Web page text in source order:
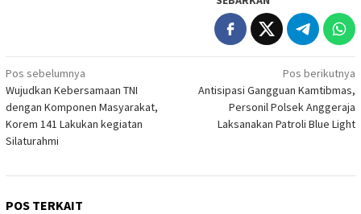
Navigasi
pos
Pos sebelumnya
Wujudkan Kebersamaan TNI
dengan Komponen Masyarakat,
Korem 141 Lakukan kegiatan
Silaturahmi
Pos berikutnya
Antisipasi Gangguan Kamtibmas,
Personil Polsek Anggeraja
Laksanakan Patroli Blue Light
POS TERKAIT